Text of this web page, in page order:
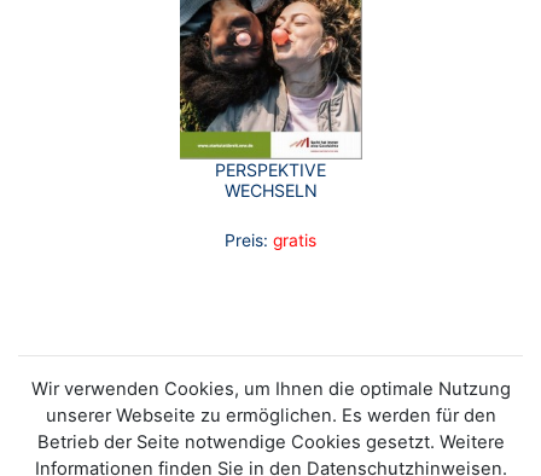
PERSPEKTIVE
WECHSELN
Preis: gratis
Wir verwenden Cookies, um Ihnen die optimale Nutzung
unserer Webseite zu ermöglichen. Es werden für den
Betrieb der Seite notwendige Cookies gesetzt. Weitere
Informationen finden Sie in den Datenschutzhinweisen.